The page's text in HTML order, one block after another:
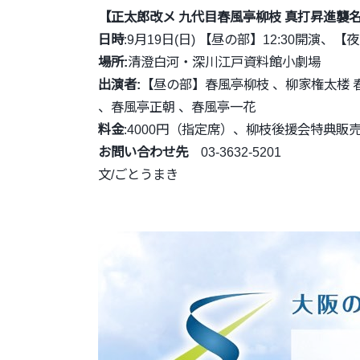
【正太郎改メ 九代目春風亭柳枝 真打昇進襲
日時:9月19日(日) 【昼の部】12:30開演、【
場所:清澄白河・深川江戸資料館小劇場
出演者: 【昼の部】春風亭柳枝 、柳家権太
、春風亭正朝 、春風亭一花
料金:4000円（指定席）、柳枝後援会特典販
お問い合わせ先 03-3632-5201
文/ごとうまき